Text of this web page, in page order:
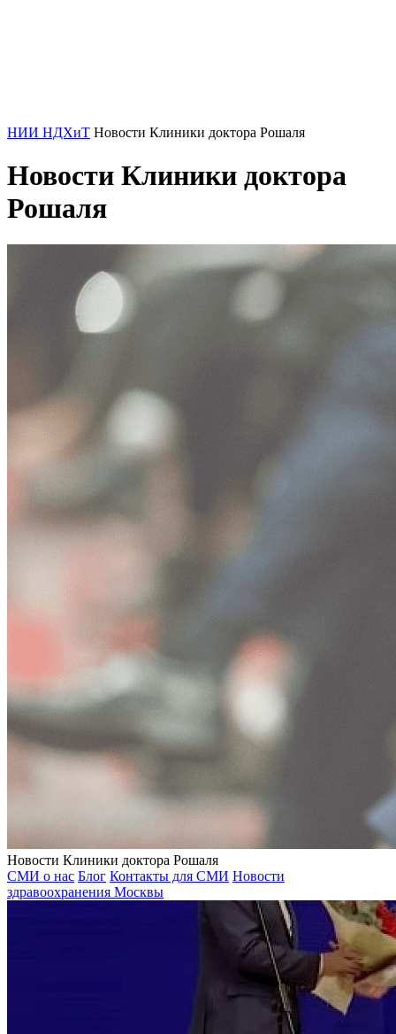
НИИ НДХиТ Новости Клиники доктора Рошаля
Новости Клиники доктора
Рошаля
Новости Клиники доктора Рошаля
СМИ о нас Блог Контакты для СМИ Новости
здравоохранения Москвы